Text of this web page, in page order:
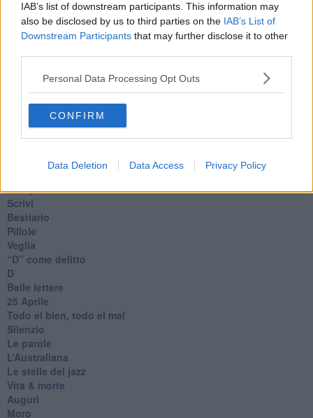
IAB’s list of downstream participants. This information may
also be disclosed by us to third parties on the IAB’s List of
Downstream Participants that may further disclose it to other
Personal Data Processing Opt Outs
CONFIRM
Data Deletion Data Access Privacy Policy
Coraçào
Charlie
Il telefono del vento
​La colpa - Memorie del commissario
Autunno
Gracias a la vida
Somnium
Fly me to the moon
O sonho de um prisioneiro
Sto qui
Scrivi
Bestiario
Pillole
Veglia
​“D” come delitto
D
Belle lettere
25 Aprile
Todo el bien, todo el mal
Silenzio
Le parole
​L’Australiana
Le stelle del jazz
Vita & morte
Auguri
Moro